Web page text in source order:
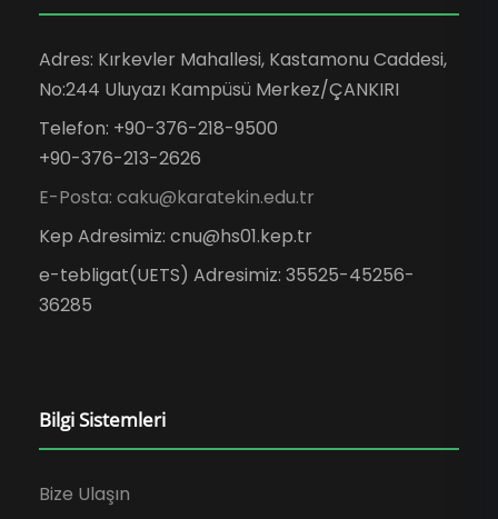
Adres: Kırkevler Mahallesi, Kastamonu Caddesi,
No:244 Uluyazı Kampüsü Merkez/ÇANKIRI
Telefon: +90-376-218-9500
+90-376-213-2626
E-Posta: caku@karatekin.edu.tr
Kep Adresimiz: cnu@hs01.kep.tr
e-tebligat(UETS) Adresimiz: 35525-45256-
36285
Bilgi Sistemleri
Bize Ulaşın